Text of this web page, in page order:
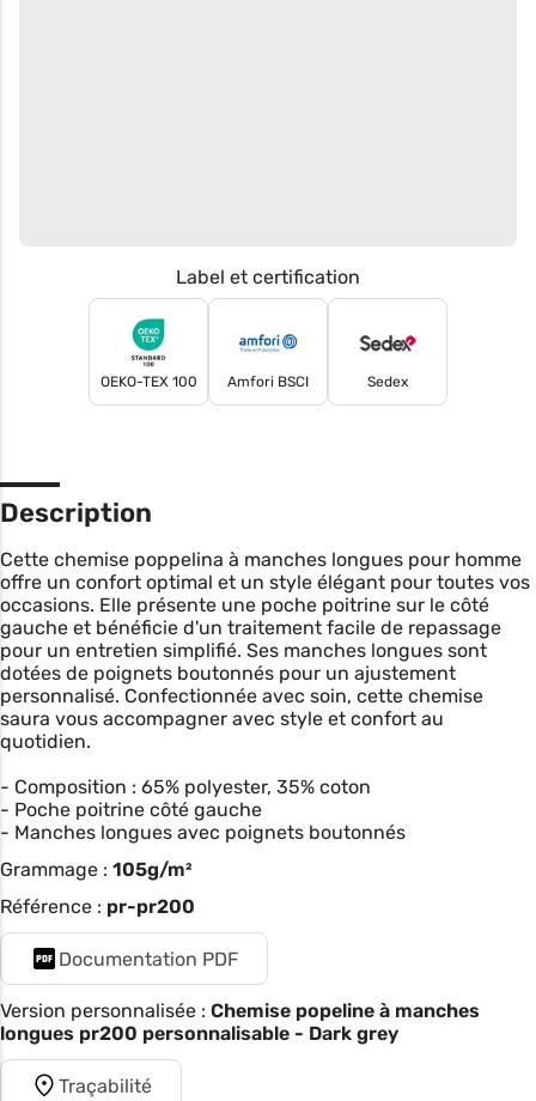
Label et certification
OEKO-TEX 100 Amfori BSCI Sedex
Description
Cette chemise poppelina à manches longues pour homme
offre un confort optimal et un style élégant pour toutes vos
occasions. Elle présente une poche poitrine sur le côté
gauche et bénéficie d'un traitement facile de repassage
pour un entretien simplifié. Ses manches longues sont
dotées de poignets boutonnés pour un ajustement
personnalisé. Confectionnée avec soin, cette chemise
saura vous accompagner avec style et confort au
quotidien.
- Composition : 65% polyester, 35% coton
- Poche poitrine côté gauche
- Manches longues avec poignets boutonnés
Grammage : 105g/m²
Référence : pr-pr200
Documentation PDF
Version personnalisée : Chemise popeline à manches
longues pr200 personnalisable - Dark grey
Traçabilité